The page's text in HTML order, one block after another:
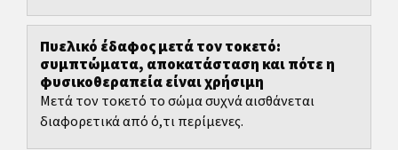
προηγούμενο μέγεθός...
Πυελικό έδαφος μετά τον τοκετό:
συμπτώματα, αποκατάσταση και πότε η
φυσικοθεραπεία είναι χρήσιμη
Μετά τον τοκετό το σώμα συχνά αισθάνεται
διαφορετικά από ό,τι περίμενες.